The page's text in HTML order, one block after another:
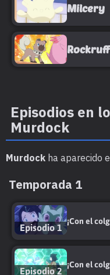
Milcery
Rockruff
Episodios en
Murdock
Murdock ha aparecido
Temporada 1
Episodio 1
¡Con el
Episodio 2
¡Con el